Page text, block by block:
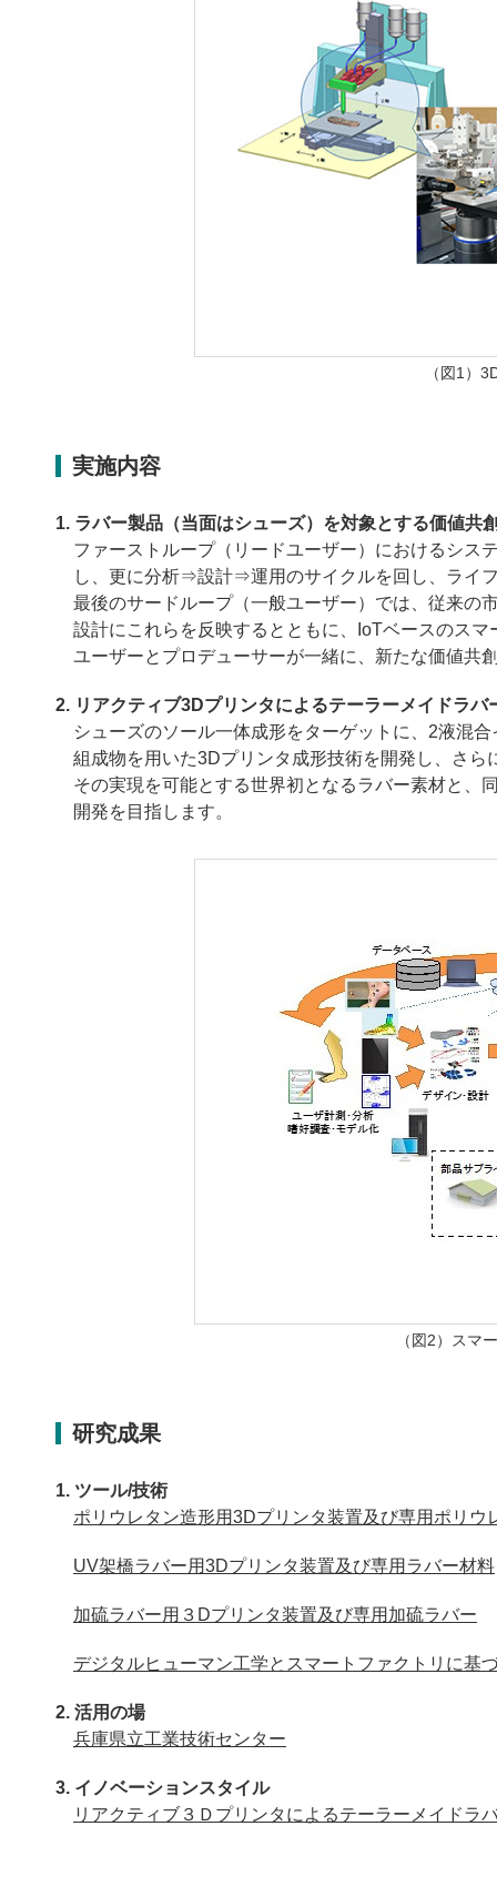
（図1）
実施内容
ラバー製品（当面はシューズ）を対象とする価値共
ファーストループ（リードユーザー）におけるシス
し、更に分析⇒設計⇒運用のサイクルを回し、ライ
最後のサードループ（一般ユーザー）では、従来の
設計にこれらを反映するとともに、IoTベースのス
ユーザーとプロデューサーが一緒に、新たな価値共
リアクティブ3Dプリンタによるテーラーメイドラ
シューズのソール一体成形をターゲットに、2液混
組成物を用いた3Dプリンタ成形技術を開発し、さ
その実現を可能とする世界初となるラバー素材と、
開発を目指します。
（図2）スマ
研究成果
ツール/技術
ポリウレタン造形用3Dプリンタ装置及び専用ポリウ
UV架橋ラバー用3Dプリンタ装置及び専用ラバー材料
加硫ラバー用３Dプリンタ装置及び専用加硫ラバー
デジタルヒューマン工学とスマートファクトリに基
活用の場
兵庫県立工業技術センター
イノベーションスタイル
リアクティブ３Ｄプリンタによるテーラーメイドラ